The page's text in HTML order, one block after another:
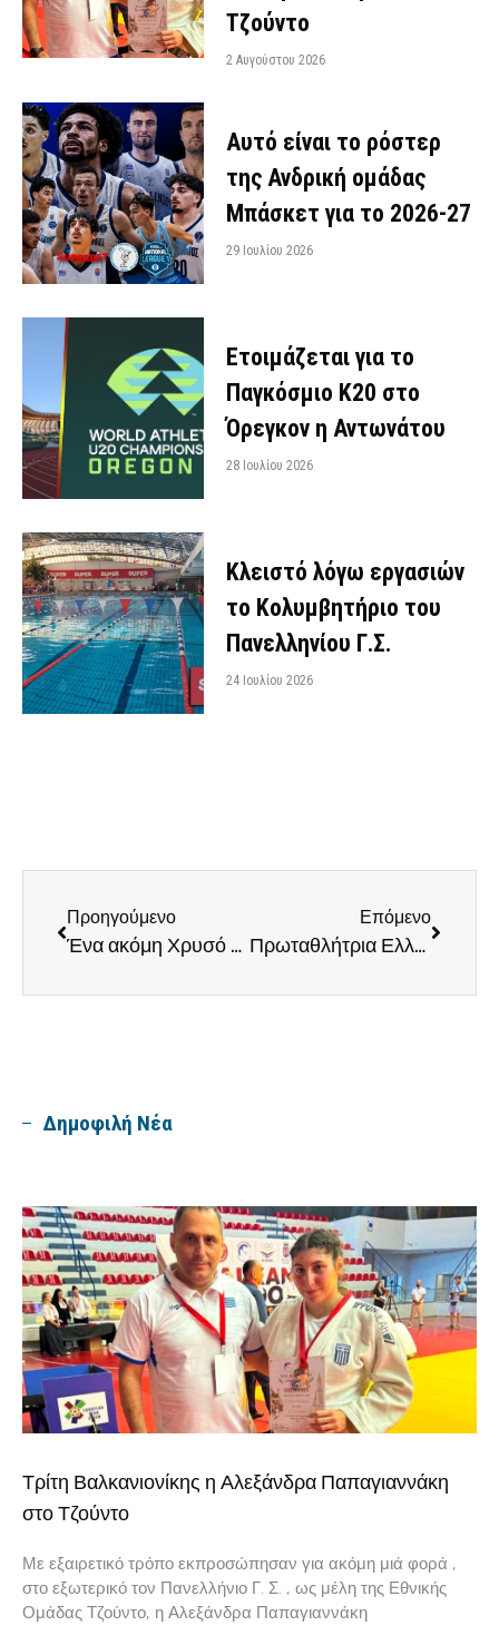
Τζούντο
2 Αυγούστου 2026
Αυτό είναι το ρόστερ
της Ανδρική ομάδας
Μπάσκετ για το 2026-27
29 Ιουλίου 2026
Ετοιμάζεται για το
Παγκόσμιο Κ20 στο
Όρεγκον η Αντωνάτου
28 Ιουλίου 2026
Κλειστό λόγω εργασιών
το Κολυμβητήριο του
Πανελληνίου Γ.Σ.
24 Ιουλίου 2026
Προηγούμενο
Ένα ακόμη Χρυσό μετάλλιο κατέκτησε η Αποστολία Αντωνάτου
Επόμενο
Πρωταθλήτρια Ελλάδας στο Έπταθλο Κ20 η Γεωργία-Αλεξία Αβράμπου
Δημοφιλή Νέα
Τρίτη Βαλκανιονίκης η Αλεξάνδρα Παπαγιαννάκη
στο Τζούντο
Με εξαιρετικό τρόπο εκπροσώπησαν για ακόμη μιά φορά ,
στο εξωτερικό τον Πανελλήνιο Γ. Σ. , ως μέλη της Εθνικής
Ομάδας Τζούντο, η Αλεξάνδρα Παπαγιαννάκη